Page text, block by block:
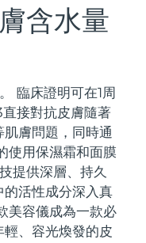
含水量
臨床證明可在1周
接對抗皮膚隨著
膚問題，同時通
使用保濕霜和面膜
提供深層、持久
活性成分深入真
美容儀成為一款必
、容光煥發的皮
on-the-go
護理
toothbrush
計送達日期 08/08/2026
計送達日期 08/08/2026
計送達日期14/08/2026
預計送達日期11/08/2026
計送達日期13/08/2026
計送達日期08/08/2026